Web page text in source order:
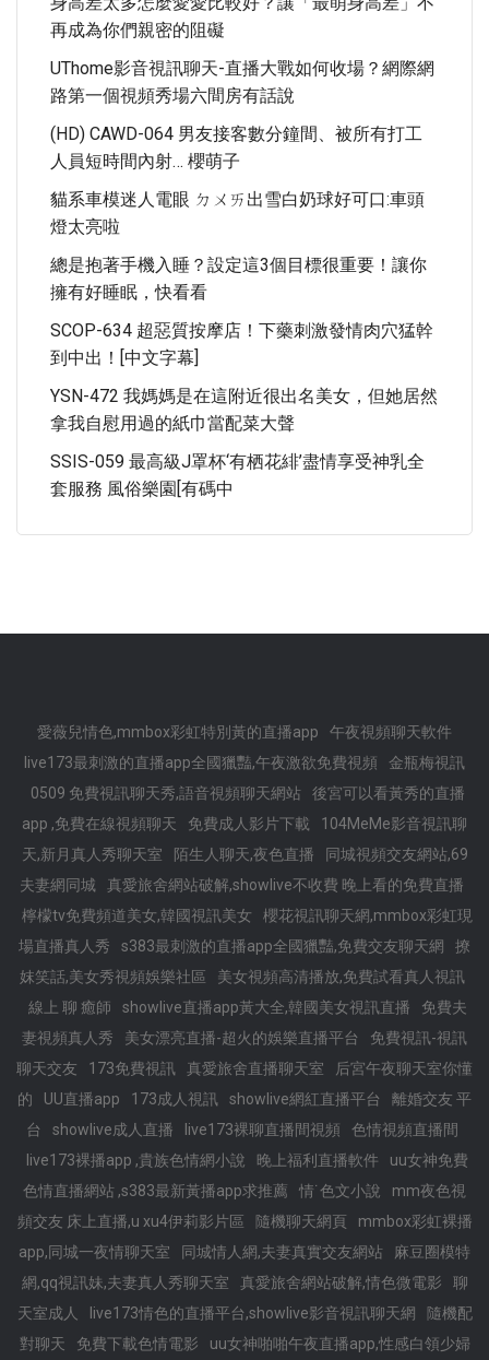
再成為你們親密的阻礙
UThome影音視訊聊天-直播大戰如何收場？網際網
路第一個視頻秀場六間房有話說
(HD) CAWD-064 男友接客數分鐘間、被所有打工
人員短時間內射… 櫻萌子
貓系車模迷人電眼 ㄉㄨㄞ出雪白奶球好可口:車頭
燈太亮啦
總是抱著手機入睡？設定這3個目標很重要！讓你
擁有好睡眠，快看看
SCOP-634 超惡質按摩店！下藥刺激發情肉穴猛幹
到中出！[中文字幕]
YSN-472 我媽媽是在這附近很出名美女，但她居然
拿我自慰用過的紙巾當配菜大聲
SSIS-059 最高級J罩杯‘有栖花緋’盡情享受神乳全
套服務 風俗樂園[有碼中
愛薇兒情色,mmbox彩虹特別黃的直播app
午夜視頻聊天軟件
live173最刺激的直播app全國獵豔,午夜激欲免費視頻
金瓶梅視訊
0509 免費視訊聊天秀,語音視頻聊天網站
後宮可以看黃秀的直播
app ,免費在線視頻聊天
免費成人影片下載
104MeMe影音視訊聊
天,新月真人秀聊天室
陌生人聊天,夜色直播
同城視頻交友網站,69
夫妻網同城
真愛旅舍網站破解,showlive不收費 晚上看的免費直播
檸檬tv免費頻道美女,韓國視訊美女
櫻花視訊聊天網,mmbox彩虹現
場直播真人秀
s383最刺激的直播app全國獵豔,免費交友聊天網
撩
妺笑話,美女秀視頻娛樂社區
美女視頻高清播放,免費試看真人視訊
線上 聊 癒師
showlive直播app黃大全,韓國美女視訊直播
免費夫
妻視頻真人秀
美女漂亮直播-超火的娛樂直播平台
免費視訊-視訊
聊天交友
173免費視訊 真愛旅舍直播聊天室
后宮午夜聊天室你懂
的
UU直播app 173成人視訊 showlive網紅直播平台
離婚交友 平
台
showlive成人直播 live173裸聊直播間視頻
色情視頻直播間
live173裸播app ,貴族色情網小說
晚上福利直播軟件
uu女神免費
色情直播網站 ,s383最新黃播app求推薦
情˙色文小說
mm夜色視
頻交友 床上直播,u xu4伊莉影片區
隨機聊天網頁
mmbox彩虹裸播
app,同城一夜情聊天室
同城情人網,夫妻真實交友網站
麻豆圈模特
網,qq視訊妹,夫妻真人秀聊天室
真愛旅舍網站破解,情色微電影
聊
天室成人
live173情色的直播平台,showlive影音視訊聊天網
隨機配
對聊天
免費下載色情電影 uu女神啪啪午夜直播app,性感白領少婦